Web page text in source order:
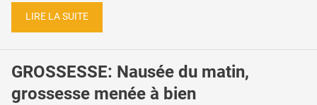
LIRE LA SUITE
GROSSESSE: Nausée du matin,
grossesse menée à bien